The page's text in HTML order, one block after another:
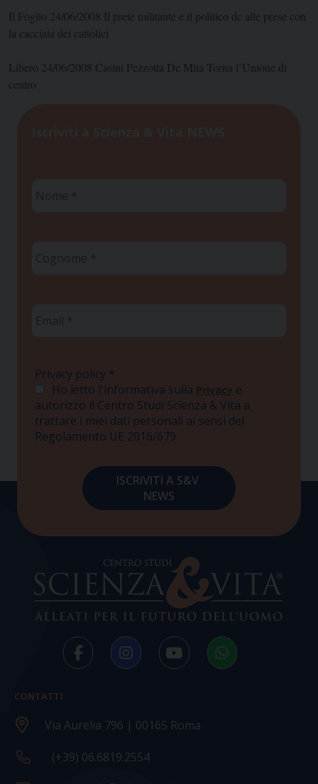
Il Foglio 24/06/2008 Il prete militante e il politico dc alle prese con
la cacciata dei cattolici
Libero 24/06/2008 Casini Pezzotta De Mita Torna l’Unione di
centro
Privacy policy *
Ho letto l'informativa sulla Privacy e
autorizzo il Centro Studi Scienza & Vita a
trattare i miei dati personali ai sensi del
Regolamento UE 2016/679
CONTATTI
Via Aurelia 796 | 00165 Roma
(+39) 06.6819.2554